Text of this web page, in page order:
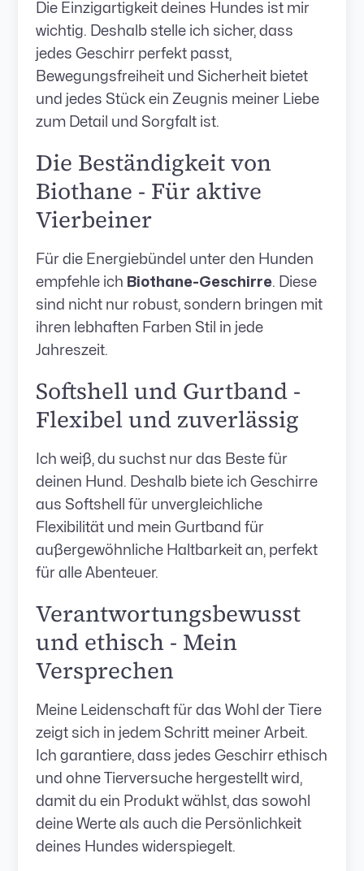
Die Einzigartigkeit deines Hundes ist mir
wichtig. Deshalb stelle ich sicher, dass
jedes Geschirr perfekt passt,
Bewegungsfreiheit und Sicherheit bietet
und jedes Stück ein Zeugnis meiner Liebe
zum Detail und Sorgfalt ist.
Die Beständigkeit von
Biothane - Für aktive
Vierbeiner
Für die Energiebündel unter den Hunden
empfehle ich Biothane-Geschirre. Diese
sind nicht nur robust, sondern bringen mit
ihren lebhaften Farben Stil in jede
Jahreszeit.
Softshell und Gurtband -
Flexibel und zuverlässig
Ich weiß, du suchst nur das Beste für
deinen Hund. Deshalb biete ich Geschirre
aus Softshell für unvergleichliche
Flexibilität und mein Gurtband für
außergewöhnliche Haltbarkeit an, perfekt
für alle Abenteuer.
Verantwortungsbewusst
und ethisch - Mein
Versprechen
Meine Leidenschaft für das Wohl der Tiere
zeigt sich in jedem Schritt meiner Arbeit.
Ich garantiere, dass jedes Geschirr ethisch
und ohne Tierversuche hergestellt wird,
damit du ein Produkt wählst, das sowohl
deine Werte als auch die Persönlichkeit
deines Hundes widerspiegelt.